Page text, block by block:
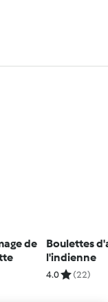
de
Boulettes
l'indienne
4.0 (22)